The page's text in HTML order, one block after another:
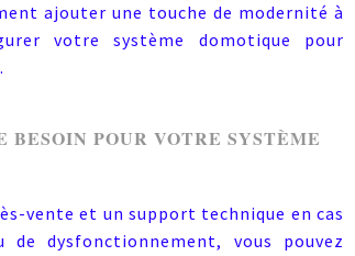
ajouter une touche de modernité à
votre système domotique pour
BESOIN POUR VOTRE SYSTÈME
vente et un support technique en cas
dysfonctionnement, vous pouvez